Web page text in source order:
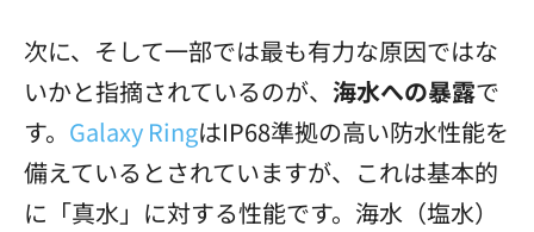
次に、そして一部では最も有力な原因ではな
いかと指摘されているのが、 海水への暴露で
す。 Galaxy RingはIP68準拠の高い防水性能を
備えているとされていますが、これは基本的
に「真水」に対する性能です。海水（塩水）